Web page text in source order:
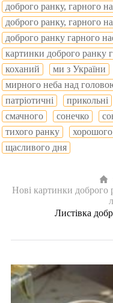
доброго ранку, гарного
доброго ранку, гарного
доброго ранку гарного
картинки доброго ранку
коханий
ми з України
мирного неба над
патріотичні
прикольні
смачного
сонечко
тихого ранку
щасливого дня
Нові картинки доброго
Листівка